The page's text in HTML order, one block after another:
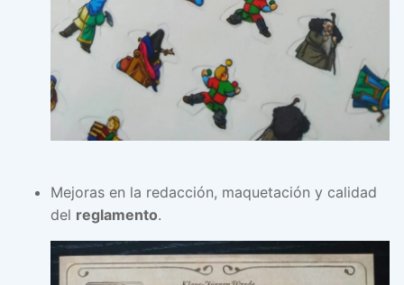
Mejoras en la redacción, maquetación y calidad
del reglamento.